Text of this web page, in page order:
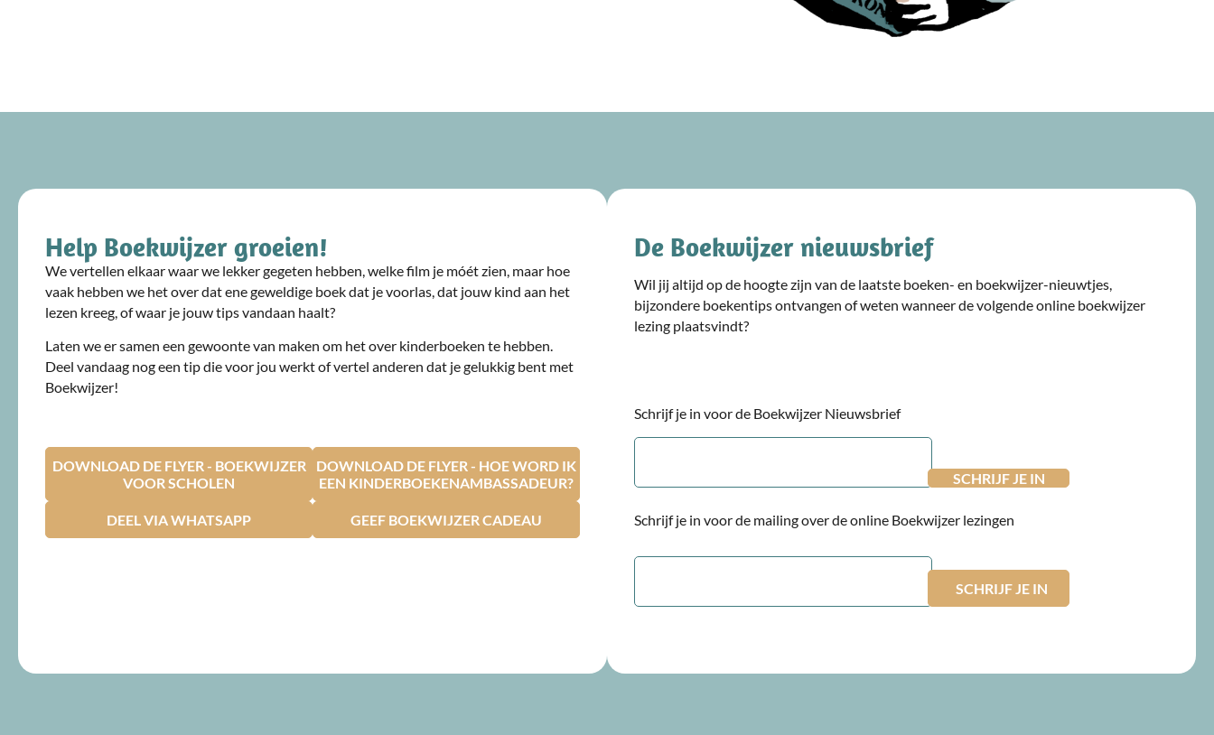
Help Boekwijzer groeien!
We vertellen elkaar waar we lekker gegeten hebben, welke film je móét zien, maar hoe
vaak hebben we het over dat ene geweldige boek dat je voorlas, dat jouw kind aan het
lezen kreeg, of waar je jouw tips vandaan haalt?
Laten we er samen een gewoonte van maken om het over kinderboeken te hebben.
Deel vandaag nog een tip die voor jou werkt of vertel anderen dat je gelukkig bent met
Boekwijzer!
DOWNLOAD DE FLYER - BOEKWIJZER
VOOR SCHOLEN
DOWNLOAD DE FLYER - HOE WORD IK
EEN KINDERBOEKENAMBASSADEUR?
DEEL VIA WHATSAPP GEEF BOEKWIJZER CADEAU
De Boekwijzer nieuwsbrief
Wil jij altijd op de hoogte zijn van de laatste boeken- en boekwijzer-nieuwtjes,
bijzondere boekentips ontvangen of weten wanneer de volgende online boekwijzer
lezing plaatsvindt?
Schrijf je in voor de Boekwijzer Nieuwsbrief
E-
Schrijf je in voor de mailing over de online Boekwijzer lezingen
E-